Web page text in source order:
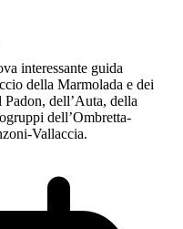
interessante guida
della Marmolada e dei
dell’Auta, della
dell’Ombretta-
Vallaccia.